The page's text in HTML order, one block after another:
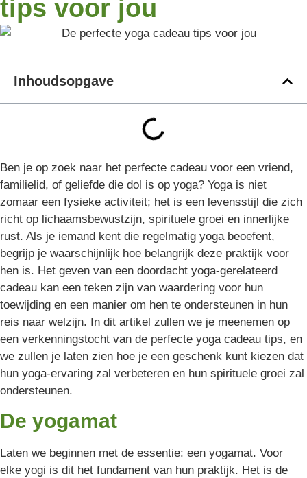
tips voor jou
Inhoudsopgave
Ben je op zoek naar het perfecte cadeau voor een vriend,
familielid, of geliefde die dol is op yoga? Yoga is niet
zomaar een fysieke activiteit; het is een levensstijl die zich
richt op lichaamsbewustzijn, spirituele groei en innerlijke
rust. Als je iemand kent die regelmatig yoga beoefent,
begrijp je waarschijnlijk hoe belangrijk deze praktijk voor
hen is. Het geven van een doordacht yoga-gerelateerd
cadeau kan een teken zijn van waardering voor hun
toewijding en een manier om hen te ondersteunen in hun
reis naar welzijn. In dit artikel zullen we je meenemen op
een verkenningstocht van de perfecte yoga cadeau tips, en
we zullen je laten zien hoe je een geschenk kunt kiezen dat
hun yoga-ervaring zal verbeteren en hun spirituele groei zal
ondersteunen.
De yogamat
Laten we beginnen met de essentie: een yogamat. Voor
elke yogi is dit het fundament van hun praktijk. Het is de